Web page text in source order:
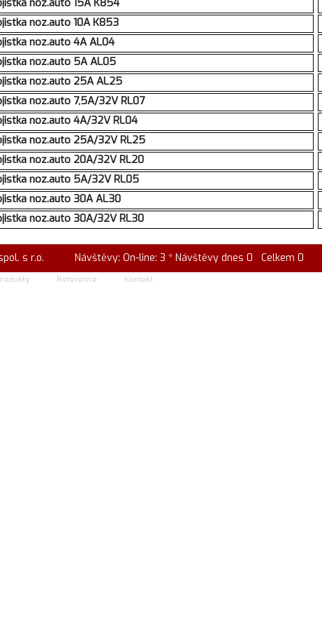
noz.auto 15A K854
noz.auto 10A K853
noz.auto 4A AL04
noz.auto 5A AL05
noz.auto 25A AL25
noz.auto 7,5A/32V RL07
noz.auto 4A/32V RL04
noz.auto 25A/32V RL25
noz.auto 20A/32V RL20
noz.auto 5A/32V RL05
noz.auto 30A AL30
noz.auto 30A/32V RL30
s r.o. Návštěvy: On-line: 3 * Návštěvy dnes 0 Celkem 0
Reference Kontakt